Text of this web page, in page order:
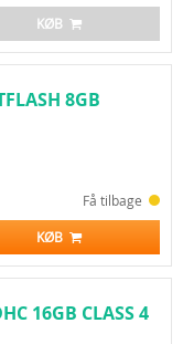
og godkendt som en
flytbare flash memory
til 4 GB, og ofte bruges
lagerenhed.
findes i PDA'er, digitale
CompactFlash-kort og
KØB
8GB
Få tilbage
KØB
16GB CLASS 4